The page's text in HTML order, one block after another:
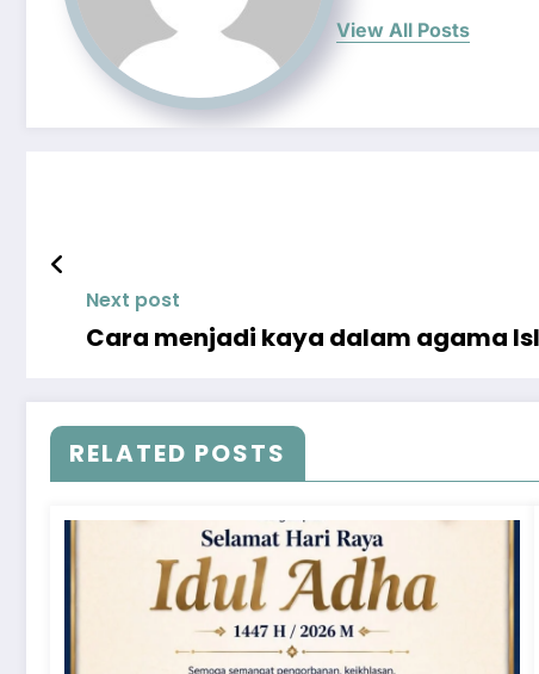
View All Posts
Next post
Cara menjadi kaya dalam agama
RELATED POSTS